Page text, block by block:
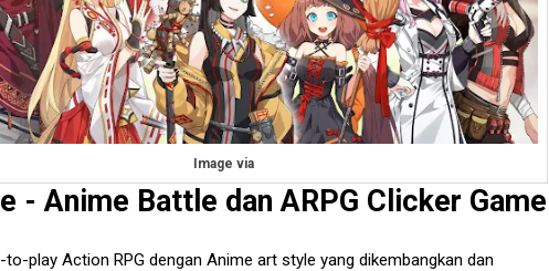
Image via
- Anime Battle dan ARPG Clicker Game
play Action RPG dengan Anime art style yang dikembangkan dan